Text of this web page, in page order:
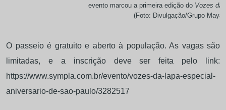
evento marcou a primeira edição do Vozes da
(Foto: Divulgação/Grupo Maya)
O passeio é gratuito e aberto à população. As vagas são
limitadas, e a inscrição deve ser feita pelo link:
https://www.sympla.com.br/evento/vozes-da-lapa-especial-
aniversario-de-sao-paulo/3282517